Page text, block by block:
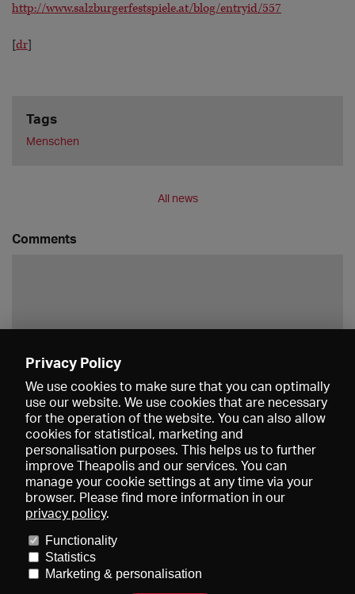
http://www.salzburgerfestspiele.at/blog/entryid/557
[dr]
Tags
Menschen
All news
Comments
About us
Imprint
Privacy Policy
We use cookies to make sure that you can optimally
use our website. We use cookies that are necessary
for the operation of the website. You can also allow
cookies for statistical, marketing and
personalisation purposes. This helps us to further
improve Theapolis and our services. You can
manage your cookie settings at any time via your
browser. Please find more information in our
privacy policy.
Functionality
Statistics
Marketing & personalisation